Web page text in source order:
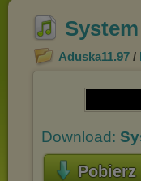
Aduska11.97 /
Download:
Pobierz